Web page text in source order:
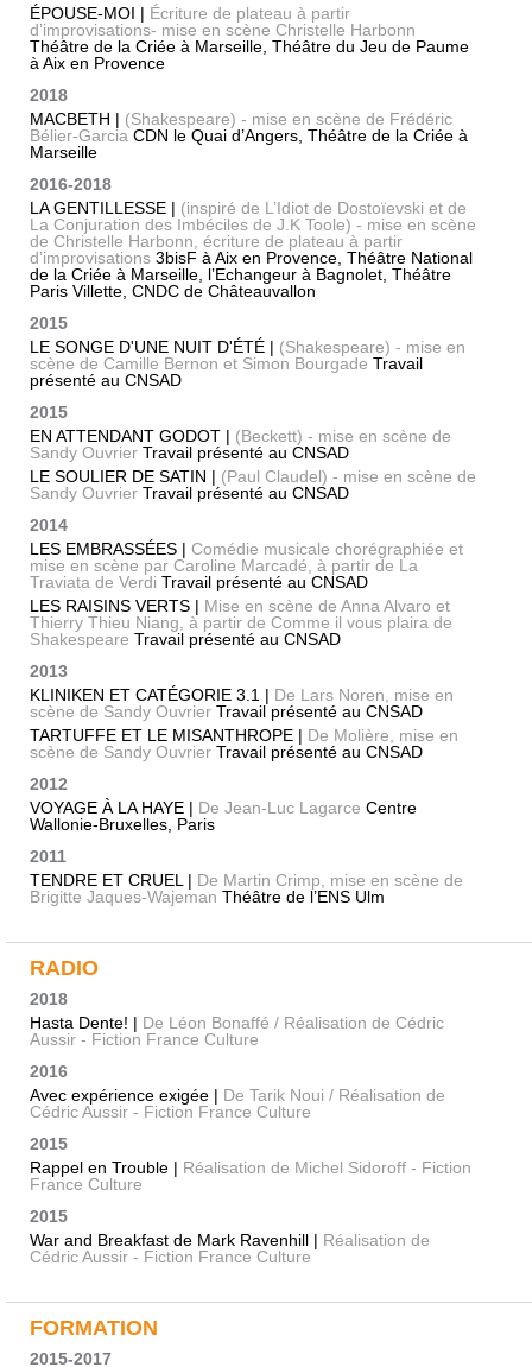
ÉPOUSE-MOI | Écriture de plateau à partir
d’improvisations- mise en scène Christelle Harbonn
Théâtre de la Criée à Marseille, Théâtre du Jeu de Paume
à Aix en Provence
2018
MACBETH | (Shakespeare) - mise en scène de Frédéric
Bélier-Garcia CDN le Quai d’Angers, Théâtre de la Criée à
Marseille
2016-2018
LA GENTILLESSE | (inspiré de L’Idiot de Dostoïevski et de
La Conjuration des Imbéciles de J.K Toole) - mise en scène
de Christelle Harbonn, écriture de plateau à partir
d’improvisations 3bisF à Aix en Provence, Théâtre National
de la Criée à Marseille, l’Echangeur à Bagnolet, Théâtre
Paris Villette, CNDC de Châteauvallon
2015
LE SONGE D'UNE NUIT D'ÉTÉ | (Shakespeare) - mise en
scène de Camille Bernon et Simon Bourgade Travail
présenté au CNSAD
2015
EN ATTENDANT GODOT | (Beckett) - mise en scène de
Sandy Ouvrier Travail présenté au CNSAD
LE SOULIER DE SATIN | (Paul Claudel) - mise en scène de
Sandy Ouvrier Travail présenté au CNSAD
2014
LES EMBRASSÉES | Comédie musicale chorégraphiée et
mise en scène par Caroline Marcadé, à partir de La
Traviata de Verdi Travail présenté au CNSAD
LES RAISINS VERTS | Mise en scène de Anna Alvaro et
Thierry Thieu Niang, à partir de Comme il vous plaira de
Shakespeare Travail présenté au CNSAD
2013
KLINIKEN ET CATÉGORIE 3.1 | De Lars Noren, mise en
scène de Sandy Ouvrier Travail présenté au CNSAD
TARTUFFE ET LE MISANTHROPE | De Molière, mise en
scène de Sandy Ouvrier Travail présenté au CNSAD
2012
VOYAGE À LA HAYE | De Jean-Luc Lagarce Centre
Wallonie-Bruxelles, Paris
2011
TENDRE ET CRUEL | De Martin Crimp, mise en scène de
Brigitte Jaques-Wajeman Théâtre de l’ENS Ulm
RADIO
2018
Hasta Dente! | De Léon Bonaffé / Réalisation de Cédric
Aussir - Fiction France Culture
2016
Avec expérience exigée | De Tarik Noui / Réalisation de
Cédric Aussir - Fiction France Culture
2015
Rappel en Trouble | Réalisation de Michel Sidoroff - Fiction
France Culture
2015
War and Breakfast de Mark Ravenhill | Réalisation de
Cédric Aussir - Fiction France Culture
FORMATION
2015-2017